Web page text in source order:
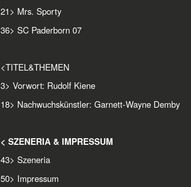
21 > Mrs. Sporty
36> SC Paderborn 07
<TITEL&THEMEN
3> Vorwort: Rudolf Kiene
18> Nachwuchskünstler: Garnett-Wayne Demby
< SZENERIA & IMPRESSUM
43> Szeneria
50> Impressum